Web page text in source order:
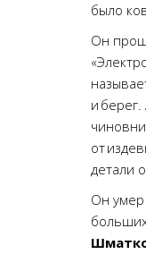
было
Он
и
от
детали
Он умер